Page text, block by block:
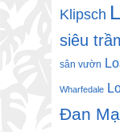
Klipsch
siêu
sân vườn
Wharfedale
Đan